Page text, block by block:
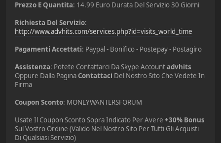
Prezzo E Quantita: 14.99 Euro Durata Del Servizio 30 Giorni
Richiesta Del Servizio:
http://www.advhits.com/services.php?id=visits_world_time
Pagamenti Accettati: Paypal - Bonifico - Postepay - Postagiro
Assistenza: Potete Contattarci Da Skype Accountadvhits
Oppure Dalla Pagina Contattaci Del Nostro Sito Che Vedete In
Firma
Coupon Sconto: MONEYWANTERSFORUM
Usate Il Coupon Sconto Sopra Indicato Per Avere +30% Bonus
Sul Vostro Ordine (Valido Nel Nostro Sito Per Tutti Gli Acquisti
Di Qualsiasi Servizio)